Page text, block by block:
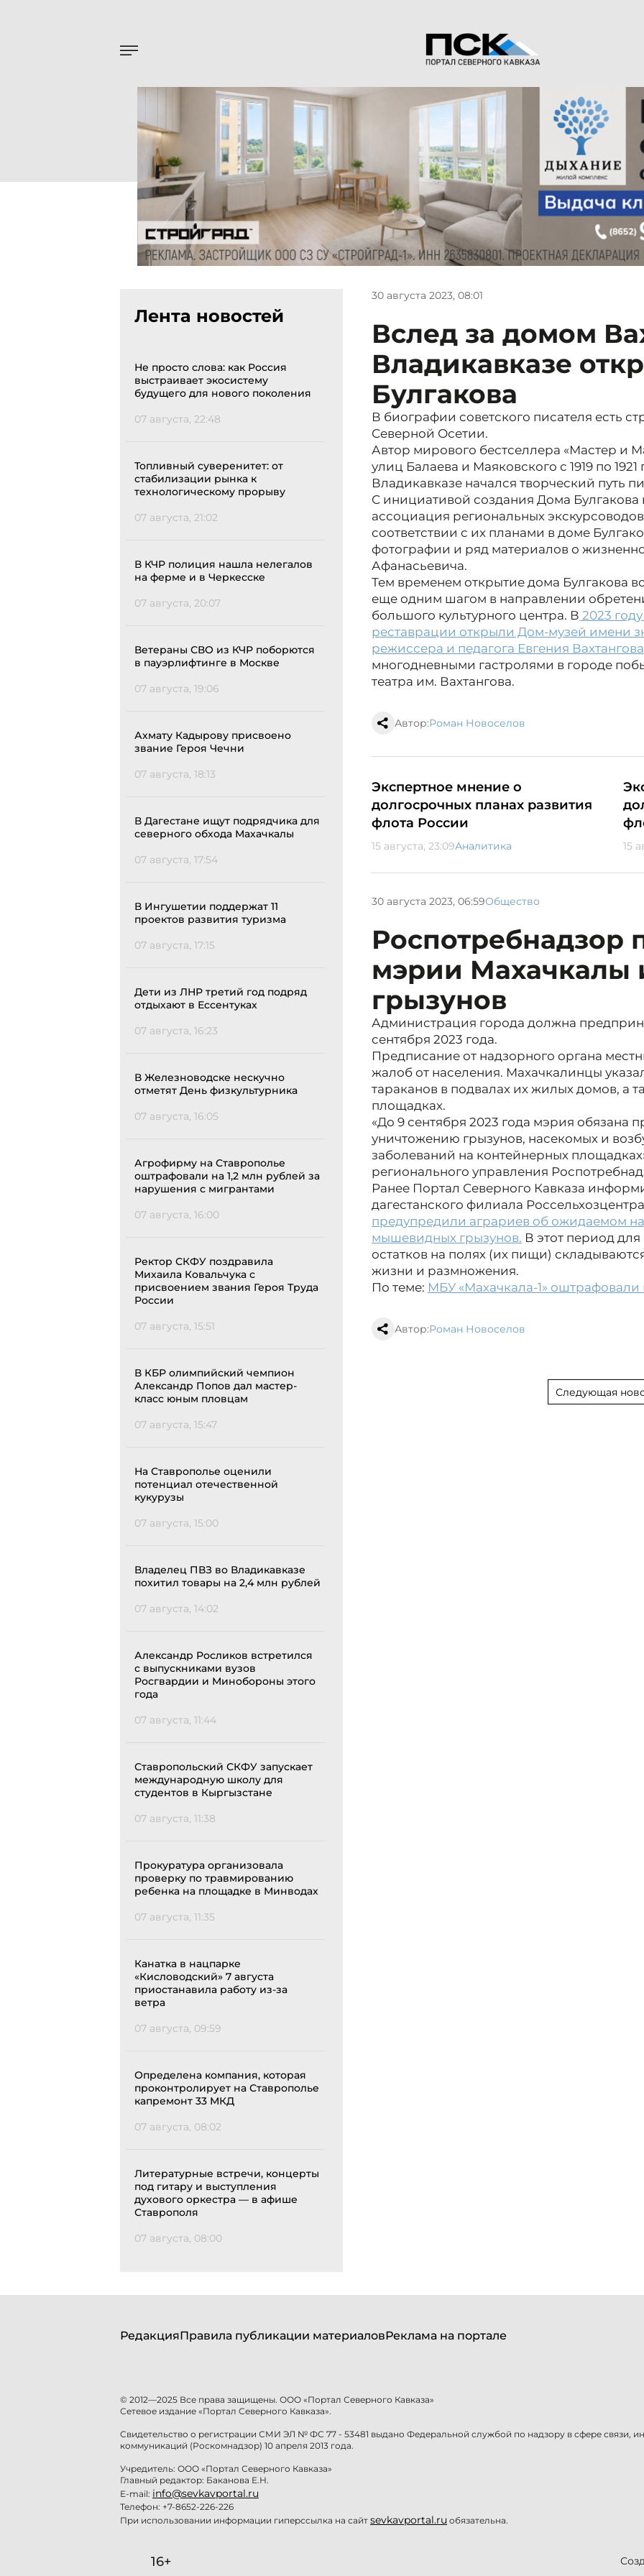
Лента новостей
Не просто слова: как Россия
выстраивает экосистему
будущего для нового поколения
07 августа, 22:48
Топливный суверенитет: от
стабилизации рынка к
технологическому прорыву
07 августа, 21:02
В КЧР полиция нашла нелегалов
на ферме и в Черкесске
07 августа, 20:07
Ветераны СВО из КЧР поборются
в пауэрлифтинге в Москве
07 августа, 19:06
Ахмату Кадырову присвоено
звание Героя Чечни
07 августа, 18:13
В Дагестане ищут подрядчика для
северного обхода Махачкалы
07 августа, 17:54
В Ингушетии поддержат 11
проектов развития туризма
07 августа, 17:15
Дети из ЛНР третий год подряд
отдыхают в Ессентуках
07 августа, 16:23
В Железноводске нескучно
отметят День физкультурника
07 августа, 16:05
Агрофирму на Ставрополье
оштрафовали на 1,2 млн рублей за
нарушения с мигрантами
07 августа, 16:00
Ректор СКФУ поздравила
Михаила Ковальчука с
присвоением звания Героя Труда
России
07 августа, 15:51
В КБР олимпийский чемпион
Александр Попов дал мастер-
класс юным пловцам
07 августа, 15:47
На Ставрополье оценили
потенциал отечественной
кукурузы
07 августа, 15:00
Владелец ПВЗ во Владикавказе
похитил товары на 2,4 млн рублей
07 августа, 14:02
Александр Росликов встретился
с выпускниками вузов
Росгвардии и Минобороны этого
года
07 августа, 11:44
Ставропольский СКФУ запускает
международную школу для
студентов в Кыргызстане
07 августа, 11:38
Прокуратура организовала
проверку по травмированию
ребенка на площадке в Минводах
07 августа, 11:35
Канатка в нацпарке
«Кисловодский» 7 августа
приостанавила работу из-за
ветра
07 августа, 09:59
Определена компания, которая
проконтролирует на Ставрополье
капремонт 33 МКД
07 августа, 08:02
Литературные встречи, концерты
под гитару и выступления
духового оркестра — в афише
Ставрополя
07 августа, 08:00
30 августа 2023, 08:01
Вслед за домом
Владикавказе
Булгакова
В биографии советского писателя есть
Северной Осетии.
Автор мирового бестселлера «Мастер и
улиц Балаева и Маяковского с 1919 по
Владикавказе начался творческий путь
С инициативой создания Дома Булгакова
ассоциация региональных
соответствии с их планами в доме
фотографии и ряд материалов о
Афанасьевича.
Тем временем открытие дома Булгакова
еще одним шагом в направлении
большого культурного центра. В 2023
реставрации открыли Дом-музей имени
режиссера и педагога Евгения
многодневными гастролями в городе
театра им. Вахтангова.
Автор:Роман Новоселов
Экспертное мнение о
долгосрочных планах развития
флота России
15 августа, 23:09Аналитика 15
30 августа 2023, 06:59Общество
Роспотребнадзор
мэрии Махачкалы
грызунов
Администрация города должна
сентября 2023 года.
Предписание от надзорного органа
жалоб от населения. Махачкалинцы
тараканов в подвалах их жилых домов, а
площадках.
«До 9 сентября 2023 года мэрия обязана
уничтожению грызунов, насекомых и
заболеваний на контейнерных
регионального управления
Ранее Портал Северного Кавказа
дагестанского филиала
предупредили аграриев об ожидаемом
мышевидных грызунов. В этот период
остатков на полях (их пищи)
жизни и размножения.
По теме: МБУ «Махачкала-1» оштрафовали
Автор:Роман Новоселов
Следующая
РедакцияПравила публикации материаловРеклама на портале
© 2012—2025 Все права защищены. ООО «Портал Северного Кавказа»
Сетевое издание «Портал Северного Кавказа».
Свидетельство о регистрации СМИ ЭЛ № ФС 77 - 53481 выдано Федеральной службой по надзору в сфере связи,
коммуникаций (Роскомнадзор) 10 апреля 2013 года.
Учредитель: ООО «Портал Северного Кавказа»
Главный редактор: Баканова Е.Н.
E-mail: info@sevkavportal.ru
Телефон: +7-8652-226-226
При использовании информации гиперссылка на сайт sevkavportal.ru обязательна.
16+